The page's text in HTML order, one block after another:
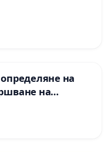
на
на
пътен възел АМ
- к.к.